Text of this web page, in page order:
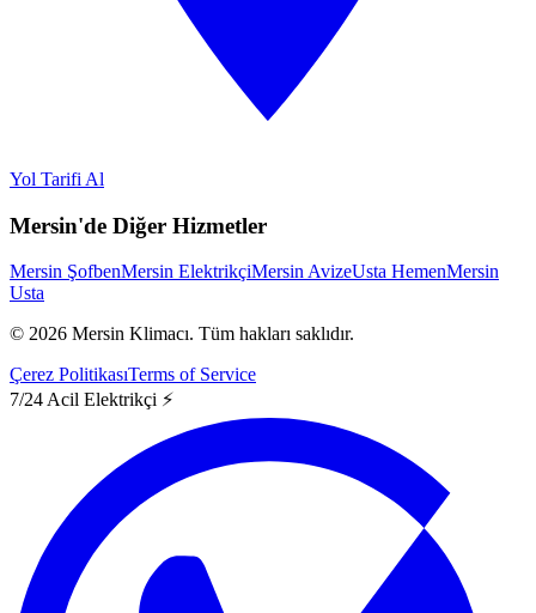
Yol Tarifi Al
Mersin'de Diğer Hizmetler
Mersin ŞofbenMersin ElektrikçiMersin AvizeUsta HemenMersin
Usta
© 2026 Mersin Klimacı. Tüm hakları saklıdır.
Çerez PolitikasıTerms of Service
7/24 Acil Elektrikçi ⚡